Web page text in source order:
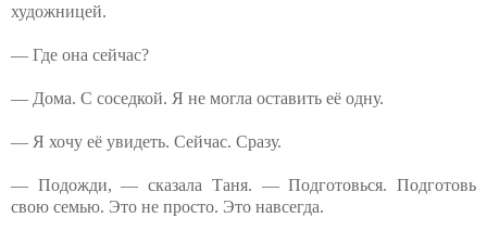
художницей.
— Где она сейчас?
— Дома. С соседкой. Я не могла оставить её одну.
— Я хочу её увидеть. Сейчас. Сразу.
— Подожди, — сказала Таня. — Подготовься. Подготовь
свою семью. Это не просто. Это навсегда.